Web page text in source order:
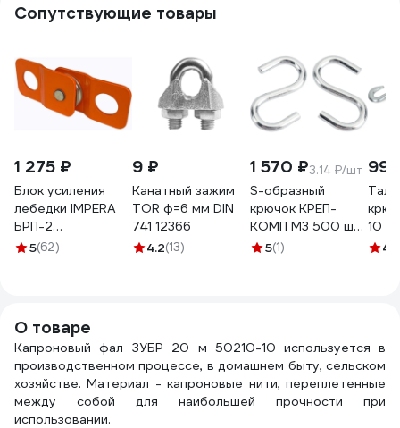
Сопутствующие товары
1 275 ₽
Блок усиления
лебедки IMPERA
БРП-2
(Максимальная
5(62)
9 ₽
Канатный зажим
TOR ф=6 мм DIN
741 12366
4.2(13)
1 570 ₽3.14 ₽/шт
S-образный
крючок КРЕП-
КОМП М3 500 шт.
кс3ф
5(1)
99
10
4.8
О товаре
Капроновый фал ЗУБР 20 м 50210-10 используется в
производственном процессе, в домашнем быту, сельском
хозяйстве. Материал - капроновые нити, переплетенные
между собой для наибольшей прочности при
использовании.